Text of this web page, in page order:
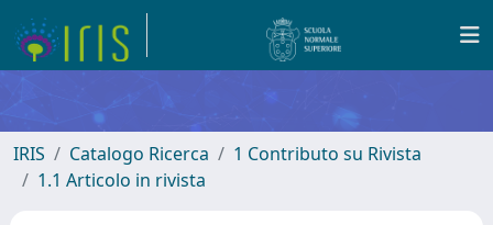
IRIS Catalogo Ricerca
1 Contributo su Rivista
1.1 Articolo in rivista